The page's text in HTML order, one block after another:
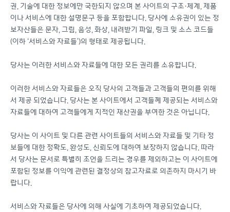
권, 기술에 대한 정보에만 국한되지 않으며 본 사이트의 구조·체계, 제품
이나 서비스에 대한 설명문구 등을 포함합니다. 당사에 소유권이 있는 정
보자산들은 문자, 그림, 음성, 화상, 내려받기 파일, 링크 및 소스 코드들
(이하 ‘서비스와 자료들’)의 형태로 제공됩니다.
당사는 이러한 서비스와 자료들에 대한 모든 권리를 소유합니다.
이러한 서비스와 자료들은 오직 당사의 고객들과 고객들의 편의를 위해
서 제공 되었습니다. 당사는 본 사이트에서 고객들께 제공되는 서비스와
자료들에 대하여 고객들에게 지적인 재산권을 부여한 것은 아닙니다.
당사는 이 사이트 및 다른 관련 사이트들의 서비스와 자료들 및 기타 정
보들에 대한 정확도, 완성도, 신뢰도에 대하여 보장하지 않습니다. 따라
서 당사는 문서로 특별히 조언을 드리는 경우를 제외하고는 이 사이트에
포함된 정보를 이익에 관련된 결정상의 참고자료로 의존하지 마시기 바
랍니다.
서비스와 자료들은 당사에 의해 사실에 기초하여 제공되었습니다.